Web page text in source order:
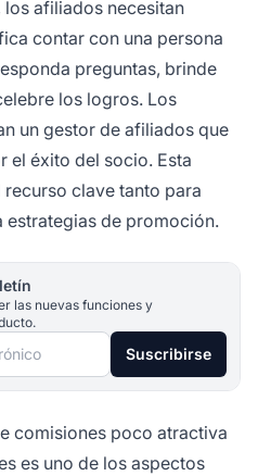
los afiliados necesitan
contar con una persona
preguntas, brinde
los logros. Los
un gestor de afiliados que
el éxito del socio. Esta
clave tanto para
de promoción.
las nuevas funciones y
Suscribirse
comisiones poco atractiva
es uno de los aspectos